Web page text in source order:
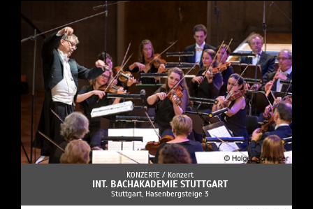
KONZERTE / Konzert
INT. BACHAKADEMIE STUTTGART
Stuttgart, Hasenbergsteige 3